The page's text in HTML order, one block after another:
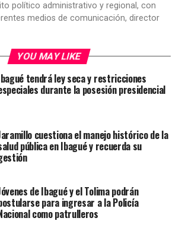
político administrativo y regional, con
medios de comunicación, director
YOU MAY LIKE
tendrá ley seca y restricciones
durante la posesión presidencial
cuestiona el manejo histórico de la
pública en Ibagué y recuerda su
de Ibagué y el Tolima podrán
para ingresar a la Policía
como patrulleros